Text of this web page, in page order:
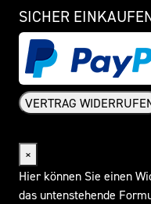
SICHER
VERTRAG
×
Hier können Sie einen
das untenstehende